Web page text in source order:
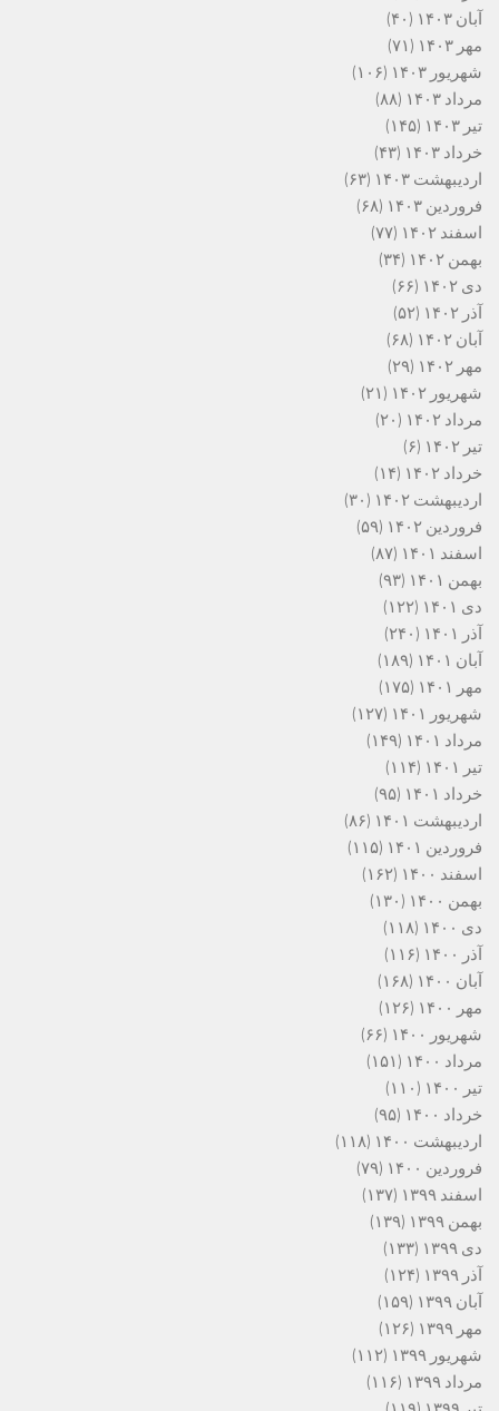
آبان ۱۴۰۳
(۴۰)
مهر ۱۴۰۳
(۷۱)
شهریور ۱۴۰۳
(۱۰۶)
مرداد ۱۴۰۳
(۸۸)
تیر ۱۴۰۳
(۱۴۵)
خرداد ۱۴۰۳
(۴۳)
اردیبهشت ۱۴۰۳
(۶۳)
فروردین ۱۴۰۳
(۶۸)
اسفند ۱۴۰۲
(۷۷)
بهمن ۱۴۰۲
(۳۴)
دی ۱۴۰۲
(۶۶)
آذر ۱۴۰۲
(۵۲)
آبان ۱۴۰۲
(۶۸)
مهر ۱۴۰۲
(۲۹)
شهریور ۱۴۰۲
(۲۱)
مرداد ۱۴۰۲
(۲۰)
تیر ۱۴۰۲
(۶)
خرداد ۱۴۰۲
(۱۴)
اردیبهشت ۱۴۰۲
(۳۰)
فروردین ۱۴۰۲
(۵۹)
اسفند ۱۴۰۱
(۸۷)
بهمن ۱۴۰۱
(۹۳)
دی ۱۴۰۱
(۱۲۲)
آذر ۱۴۰۱
(۲۴۰)
آبان ۱۴۰۱
(۱۸۹)
مهر ۱۴۰۱
(۱۷۵)
شهریور ۱۴۰۱
(۱۲۷)
مرداد ۱۴۰۱
(۱۴۹)
تیر ۱۴۰۱
(۱۱۴)
خرداد ۱۴۰۱
(۹۵)
اردیبهشت ۱۴۰۱
(۸۶)
فروردین ۱۴۰۱
(۱۱۵)
اسفند ۱۴۰۰
(۱۶۲)
بهمن ۱۴۰۰
(۱۳۰)
دی ۱۴۰۰
(۱۱۸)
آذر ۱۴۰۰
(۱۱۶)
آبان ۱۴۰۰
(۱۶۸)
مهر ۱۴۰۰
(۱۲۶)
شهریور ۱۴۰۰
(۶۶)
مرداد ۱۴۰۰
(۱۵۱)
تیر ۱۴۰۰
(۱۱۰)
خرداد ۱۴۰۰
(۹۵)
اردیبهشت ۱۴۰۰
(۱۱۸)
فروردین ۱۴۰۰
(۷۹)
اسفند ۱۳۹۹
(۱۳۷)
بهمن ۱۳۹۹
(۱۳۹)
دی ۱۳۹۹
(۱۳۳)
آذر ۱۳۹۹
(۱۲۴)
آبان ۱۳۹۹
(۱۵۹)
مهر ۱۳۹۹
(۱۲۶)
شهریور ۱۳۹۹
(۱۱۲)
مرداد ۱۳۹۹
(۱۱۶)